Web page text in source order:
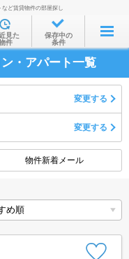
ら
ら
から
社から
ど賃貸物件の部屋探し
見た
件
保存中の
条件
・アパート一覧
変更する
変更する
物件新着メール